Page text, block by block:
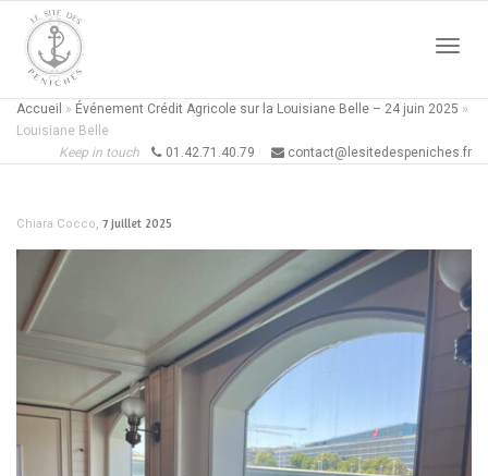
Accueil » Événement Crédit Agricole sur la Louisiane Belle – 24 juin 2025 »
Louisiane Belle
Keep in touch
01.42.71.40.79 contact@lesitedespeniches.fr
Chiara Cocco, 7 juillet 2025